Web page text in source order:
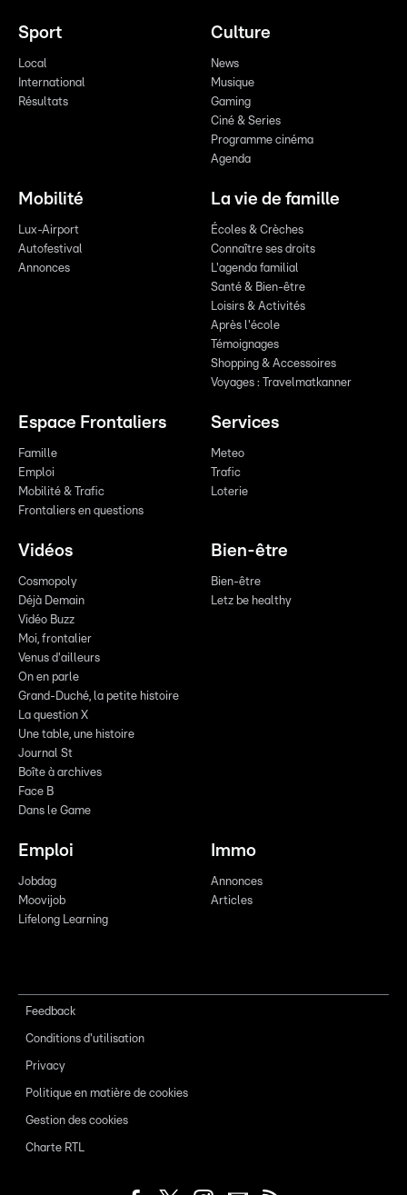
Sport
Local
International
Résultats
Culture
News
Musique
Gaming
Ciné & Series
Programme cinéma
Agenda
Mobilité
Lux-Airport
Autofestival
Annonces
La vie de famille
Écoles & Crèches
Connaître ses droits
L'agenda familial
Santé & Bien-être
Loisirs & Activités
Après l'école
Témoignages
Shopping & Accessoires
Voyages : Travelmatkanner
Espace Frontaliers
Famille
Emploi
Mobilité & Trafic
Frontaliers en questions
Services
Meteo
Trafic
Loterie
Vidéos
Cosmopoly
Déjà Demain
Vidéo Buzz
Moi, frontalier
Venus d'ailleurs
On en parle
Grand-Duché, la petite histoire
La question X
Une table, une histoire
Journal St
Boîte à archives
Face B
Dans le Game
Bien-être
Bien-être
Letz be healthy
Emploi
Jobdag
Moovijob
Lifelong Learning
Immo
Annonces
Articles
Feedback
Conditions d'utilisation
Privacy
Politique en matière de cookies
Gestion des cookies
Charte RTL